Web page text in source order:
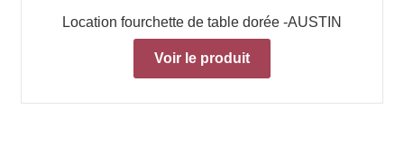
Location fourchette de table dorée -AUSTIN
Voir le produit